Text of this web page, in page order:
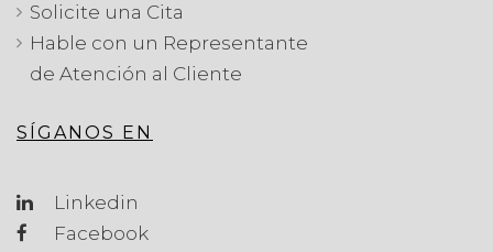
Solicite una Cita
Hable con un Representante
de Atención al Cliente
SÍGANOS EN
Linkedin
Facebook